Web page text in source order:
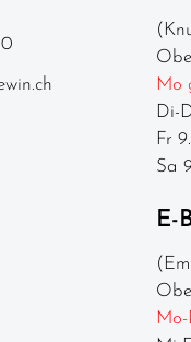
Mo
Di-
Fr
Sa
E-